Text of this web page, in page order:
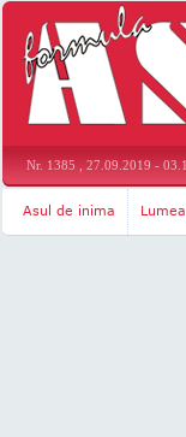
Nr. 1385 , 27.09.2019 -
Asul de inima